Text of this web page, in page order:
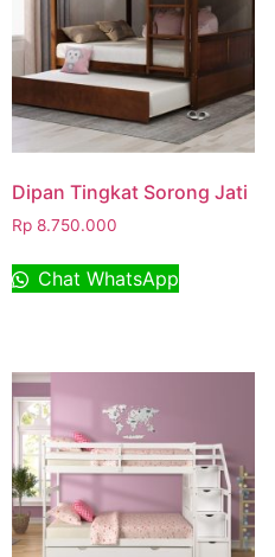
Dipan Tingkat Sorong Jati
Rp 8.750.000
Chat WhatsApp